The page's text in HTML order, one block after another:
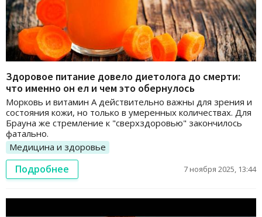
Здоровое питание довело диетолога до смерти:
что именно он ел и чем это обернулось
Морковь и витамин А действительно важны для зрения и
состояния кожи, но только в умеренных количествах. Для
Брауна же стремление к "сверхздоровью" закончилось
фатально.
Медицина и здоровье
Подробнее 7 ноября 2025, 13:44